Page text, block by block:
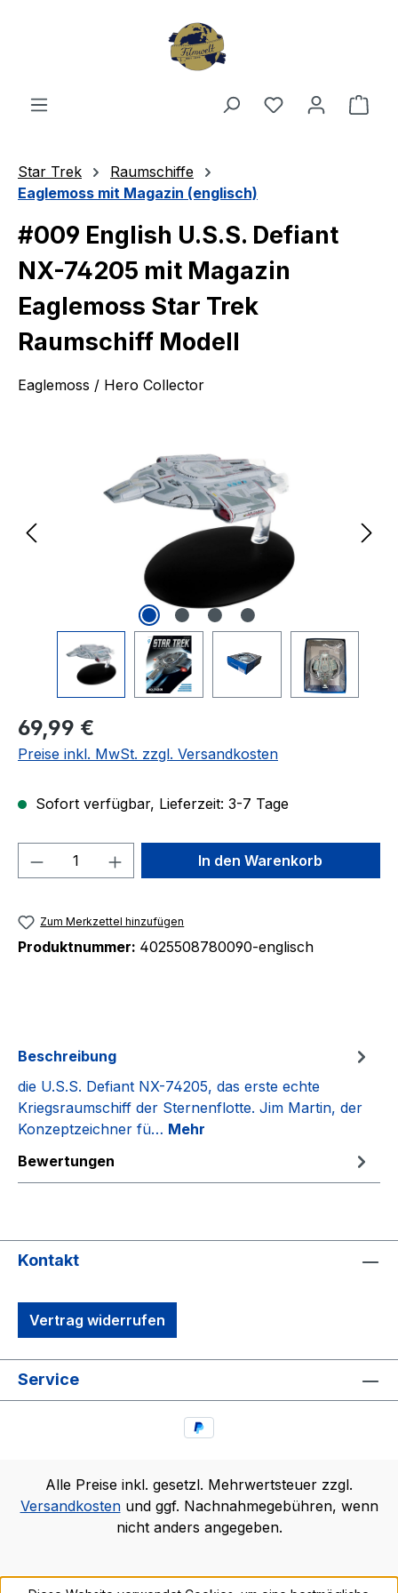
Du hast 0
Star Trek
Raumschiffe
Eaglemoss mit Magazin (englisch)
#009 English U.S.S. Defiant
NX-74205 mit Magazin
Eaglemoss Star Trek
Raumschiff Modell
Eaglemoss / Hero Collector
Regulärer Preis:
69,99 €
Preise inkl. MwSt. zzgl. Versandkosten
Sofort verfügbar, Lieferzeit: 3-7 Tage
Produkt Anzahl: Gib denIn den Warenkorb
Zum Merkzettel hinzufügen
Produktnummer: 4025508780090-englisch
Beschreibung
die U.S.S. Defiant NX-74205, das erste echte
Kriegsraumschiff der Sternenflotte. Jim Martin, der
Konzeptzeichner fü… Mehr
Bewertungen
Kontakt
Vertrag widerrufen
Service
Alle Preise inkl. gesetzl. Mehrwertsteuer zzgl.
Versandkostenund ggf. Nachnahmegebühren, wenn
nicht anders angegeben.